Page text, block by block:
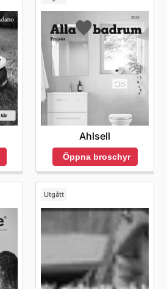
Ahlsell
Öppna broschyr
Utgått